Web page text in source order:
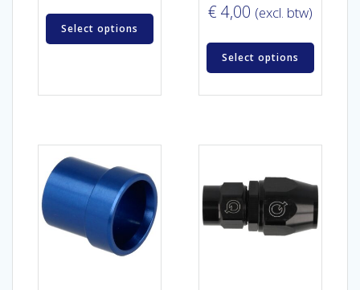
Select options
€ 4,00 (excl. btw)
Select options